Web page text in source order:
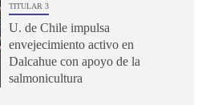
TITULAR 3
U. de Chile impulsa
envejecimiento activo en
Dalcahue con apoyo de la
salmonicultura